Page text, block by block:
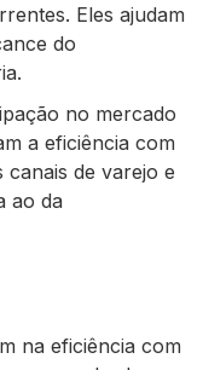
Eles ajudam
do
no mercado
a eficiência com
de varejo e
ao da
na eficiência com